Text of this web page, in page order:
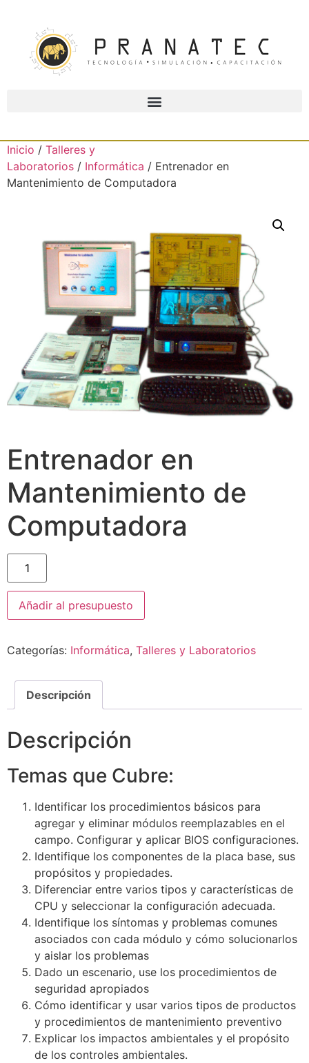
Inicio / Talleres y
Laboratorios / Informática / Entrenador en
Mantenimiento de Computadora
Entrenador en
Mantenimiento de
Computadora
Añadir al presupuesto
Categorías: Informática, Talleres y Laboratorios
Descripción
Descripción
Temas que Cubre:
Identificar los procedimientos básicos para
agregar y eliminar módulos reemplazables en el
campo. Configurar y aplicar BIOS configuraciones.
Identifique los componentes de la placa base, sus
propósitos y propiedades.
Diferenciar entre varios tipos y características de
CPU y seleccionar la configuración adecuada.
Identifique los síntomas y problemas comunes
asociados con cada módulo y cómo solucionarlos
y aislar los problemas
Dado un escenario, use los procedimientos de
seguridad apropiados
Cómo identificar y usar varios tipos de productos
y procedimientos de mantenimiento preventivo
Explicar los impactos ambientales y el propósito
de los controles ambientales.